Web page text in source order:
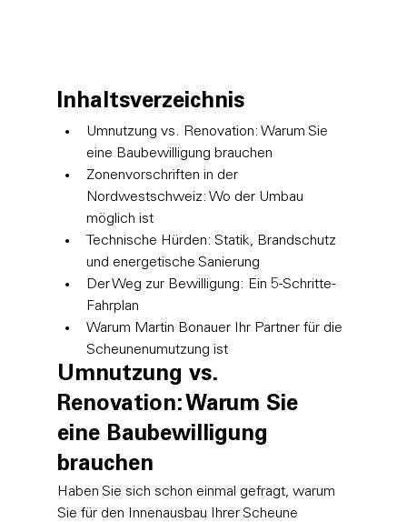
Inhaltsverzeichnis
Umnutzung vs. Renovation: Warum Sie
eine Baubewilligung brauchen
Zonenvorschriften in der
Nordwestschweiz: Wo der Umbau
möglich ist
Technische Hürden: Statik, Brandschutz
und energetische Sanierung
Der Weg zur Bewilligung: Ein 5-Schritte-
Fahrplan
Warum Martin Bonauer Ihr Partner für die
Scheunenumutzung ist
Umnutzung vs.
Renovation: Warum Sie
eine Baubewilligung
brauchen
Haben Sie sich schon einmal gefragt, warum
Sie für den Innenausbau Ihrer Scheune